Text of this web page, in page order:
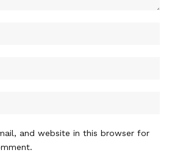
and website in this browser for